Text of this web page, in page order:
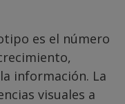
es el número
información. La
visuales a